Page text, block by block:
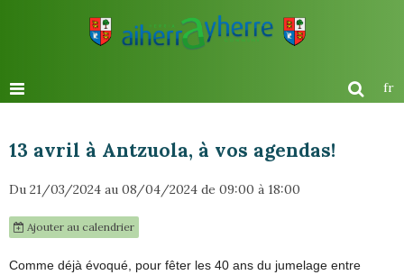
fr
13 avril à Antzuola, à vos agendas!
Du 21/03/2024 au 08/04/2024 de 09:00 à 18:00
Ajouter au calendrier
Comme déjà évoqué, pour fêter les 40 ans du jumelage entre